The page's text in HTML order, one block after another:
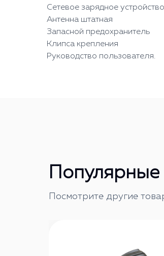
Сетевое зарядное устройство
Антенна штатная
Запасной предохранитель
Клипса крепления
Руководство пользователя.
Посмотрите другие